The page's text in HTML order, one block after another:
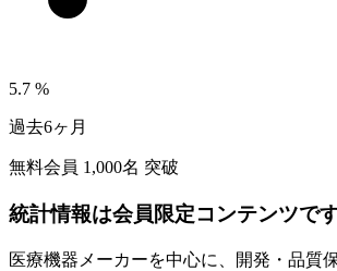
5.7 %
過去6ヶ月
無料会員 1,000名 突破
統計情報は会員限定コンテンツで
医療機器メーカーを中心に、開発・品質